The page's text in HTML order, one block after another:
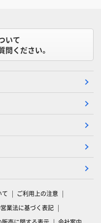
いて
問ください。
て
ご利用上の注意
業法に基づく表記